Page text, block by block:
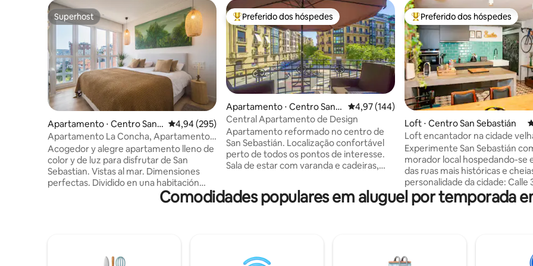
Superhost
Superhost
Apartamento ⋅ Centro San S
ebastián
4,94 de uma avaliação média de 5, 295 avaliações
4,94 (295)
Apartamento La Concha, Apartamento
estúdio La Concha
Acogedor y alegre apartamento lleno de
color y de luz para disfrutar de San
Sebastian. Vistas al mar. Dimensiones
perfectas. Dividido en una habitación
espaciosa y con buenos armarios, un
salón comedor amplio con un sofá super
espacio office para la lavadora y el termo
Entre os melhores preferidos dos hóspedes
Preferido dos hóspedes
Apartamento ⋅ Centro San S
ebastián
4,97 de uma avaliação média de 5, 144
4,97 (144)
Central Apartamento de Design
Apartamento reformado no centro de
San Sebastián. Localização confortável
perto de todos os pontos de interesse.
Sala de estar com varanda e cadeiras,
com Home Cinema. Cozinha equipada
com Nespresso, máquina de lavar louça,
egípcio, lençóis e secadores de cabelo
Entre os melhores preferidos
Preferido dos hóspedes
Loft ⋅ Centro San Sebastián
Loft encantador na cidade
Donostia
Experimente San Sebastián
morador local hospedando-se
das ruas mais históricas e
personalidade da cidade: Calle
Agosto, bem no coração da
de San Sebastián. Este espaçoso loft (85
para desfrutar da gastronomia,
da atmosfera única que fazem
Comodidades populares em aluguel por temporada